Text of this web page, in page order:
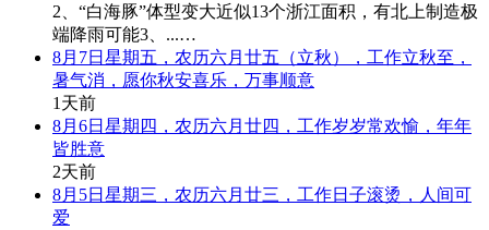
2、“白海豚”体型变大近似13个浙江面积，有北上制造极
端降雨可能3、...…
8月7日星期五，农历六月廿五（立秋），工作立秋至，
暑气消，愿你秋安喜乐，万事顺意
1天前
8月6日星期四，农历六月廿四，工作岁岁常欢愉，年年
皆胜意
2天前
8月5日星期三，农历六月廿三，工作日子滚烫，人间可
爱